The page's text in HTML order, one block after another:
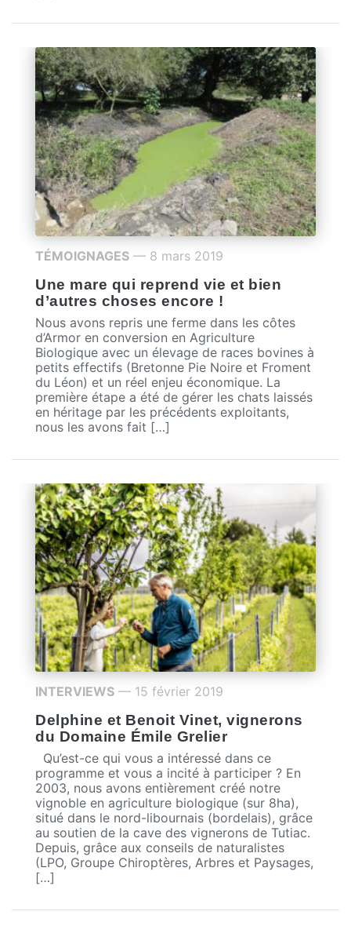
TÉMOIGNAGES — 8 mars 2019
Une mare qui reprend vie et bien
d’autres choses encore !
Nous avons repris une ferme dans les côtes
d’Armor en conversion en Agriculture
Biologique avec un élevage de races bovines à
petits effectifs (Bretonne Pie Noire et Froment
du Léon) et un réel enjeu économique. La
première étape a été de gérer les chats laissés
en héritage par les précédents exploitants,
nous les avons fait […]
INTERVIEWS — 15 février 2019
Delphine et Benoit Vinet, vignerons
du Domaine Émile Grelier
Qu’est-ce qui vous a intéressé dans ce
programme et vous a incité à participer ? En
2003, nous avons entièrement créé notre
vignoble en agriculture biologique (sur 8ha),
situé dans le nord-libournais (bordelais), grâce
au soutien de la cave des vignerons de Tutiac.
Depuis, grâce aux conseils de naturalistes
(LPO, Groupe Chiroptères, Arbres et Paysages,
[…]